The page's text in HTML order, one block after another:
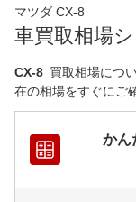
マツダ CX-8
車買取相場
CX-8 買取相場につ
在の相場をすぐにご
かん